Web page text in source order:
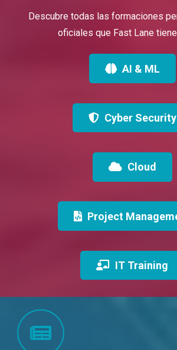
Descubre todas las formaciones
oficiales que Fast Lane
AI & ML
Cyber Security
Cloud
Project
IT Training